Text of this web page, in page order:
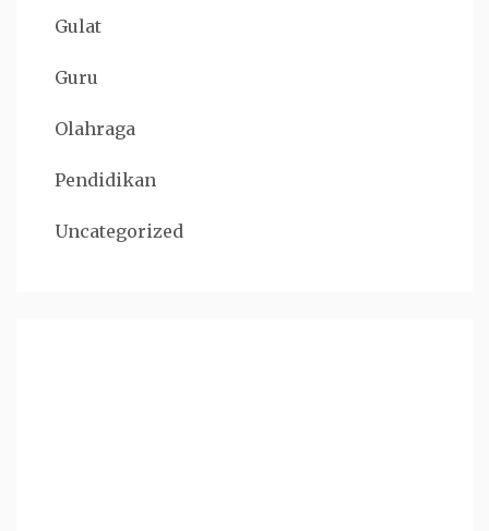
Gulat
Guru
Olahraga
Pendidikan
Uncategorized